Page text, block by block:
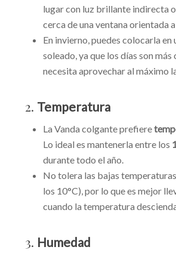
lugar con luz brillante indirecta
cerca de una ventana orientada
En invierno, puedes colocarla en
soleado, ya que los días son
necesita aprovechar al máximo
2. Temperatura
La Vanda colgante prefiere
Lo ideal es mantenerla entre los
durante todo el año.
No tolera las bajas
los 10°C), por lo que es mejor
cuando la temperatura
3. Humedad